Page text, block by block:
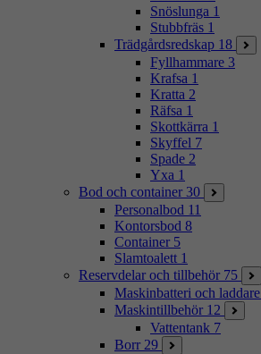
Snöslunga 1
Stubbfräs 1
Trädgårdsredskap 18
Fyllhammare 3
Krafsa 1
Kratta 2
Räfsa 1
Skottkärra 1
Skyffel 7
Spade 2
Yxa 1
Bod och container 30
Personalbod 11
Kontorsbod 8
Container 5
Slamtoalett 1
Reservdelar och tillbehör 75
Maskinbatteri och laddare
Maskintillbehör 12
Vattentank 7
Borr 29